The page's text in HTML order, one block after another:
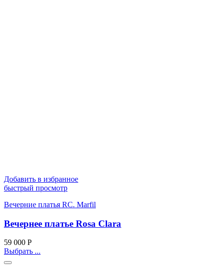
Добавить в избранное
быстрый просмотр
Вечерние платья RC. Marfil
Вечернее платье Rosa Clara
59 000 Р
Выбрать ...